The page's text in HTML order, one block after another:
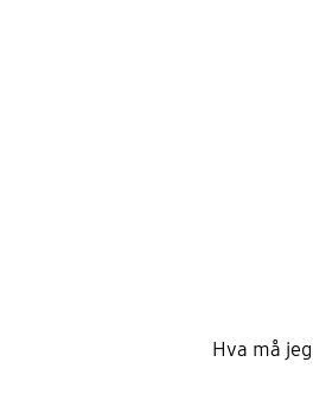
Hva må